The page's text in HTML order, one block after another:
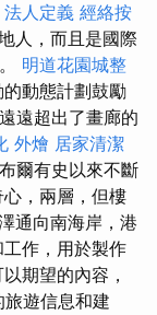
法人定義 經絡按
人，而且是國際
明道花園城整
動態計劃鼓勵
遠超出了畫廊的
外燴 居家清潔
爾有史以來不斷
，兩層，但樓
通向南海岸，港
作，用於製作
期望的內容，
遊信息和建